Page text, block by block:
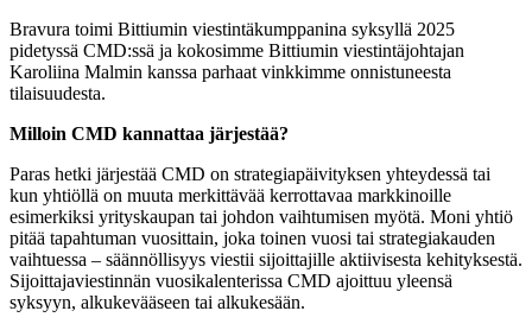
Bravura toimi Bittiumin viestintäkumppanina syksyllä 2025
pidetyssä CMD:ssä ja kokosimme Bittiumin viestintäjohtajan
Karoliina Malmin kanssa parhaat vinkkimme onnistuneesta
tilaisuudesta.
Milloin CMD kannattaa järjestää?
Paras hetki järjestää CMD on strategiapäivityksen yhteydessä tai
kun yhtiöllä on muuta merkittävää kerrottavaa markkinoille
esimerkiksi yrityskaupan tai johdon vaihtumisen myötä. Moni yhtiö
pitää tapahtuman vuosittain, joka toinen vuosi tai strategiakauden
vaihtuessa – säännöllisyys viestii sijoittajille aktiivisesta kehityksestä.
Sijoittajaviestinnän vuosikalenterissa CMD ajoittuu yleensä
syksyyn, alkukevääseen tai alkukesään.